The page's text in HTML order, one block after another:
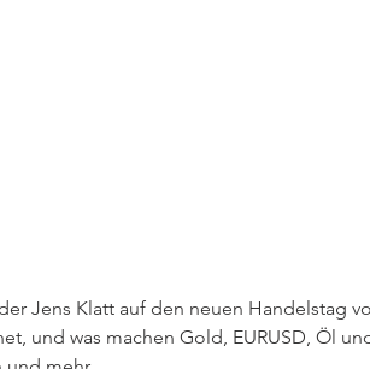
Jens Klatt auf den neuen Handelstag
und was machen Gold, EURUSD, Öl